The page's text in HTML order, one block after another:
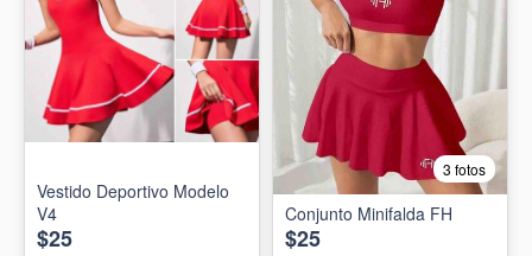
Vestido Deportivo Modelo
V4
$25
3 fotos
Conjunto Minifalda FH
$25